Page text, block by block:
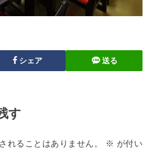
シェア 送る
す
れることはありません。 ※ が付い